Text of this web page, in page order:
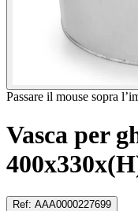
Passare il mouse sopra
Vasca per
Ref: AAA0000227699